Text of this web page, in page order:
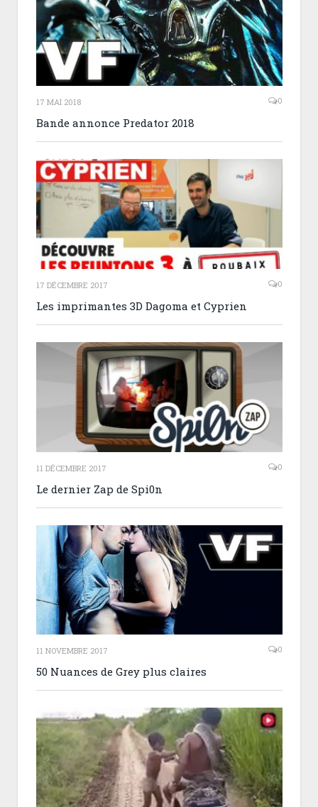
17 MAI 2018 0
Bande annonce Predator 2018
17 DÉCEMBRE 2017 0
Les imprimantes 3D Dagoma et Cyprien
11 DÉCEMBRE 2017 0
Le dernier Zap de Spi0n
11 NOVEMBRE 2017 0
50 Nuances de Grey plus claires